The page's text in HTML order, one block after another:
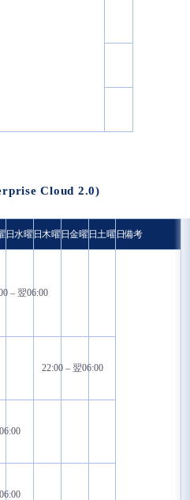
Cloud 2.0)
日水曜日木曜日金曜日土曜日備考
– 翌06:00
22:00 – 翌06:00